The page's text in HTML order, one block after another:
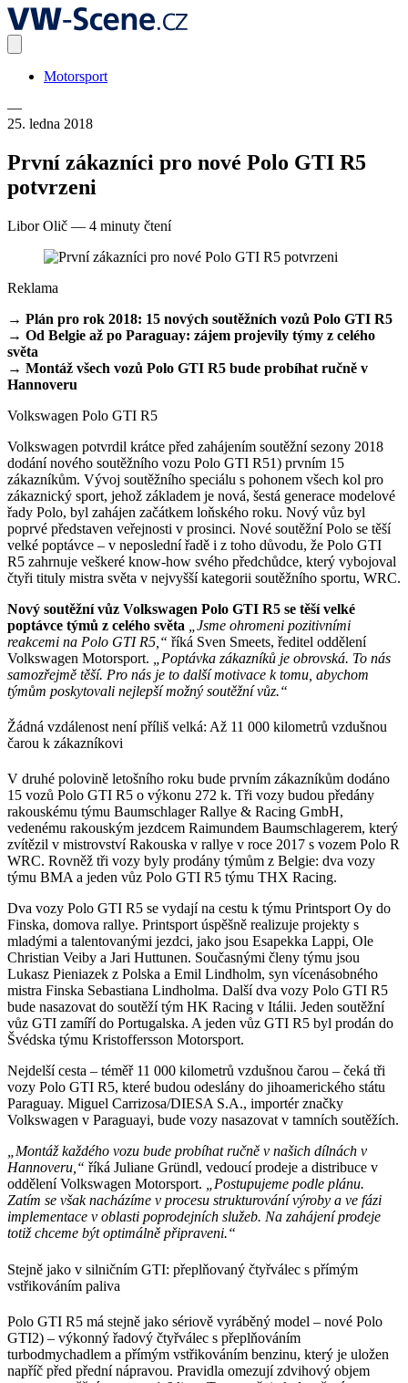
Motorsport
—
25. ledna 2018
První zákazníci pro nové Polo GTI R5
potvrzeni
Libor Olič — 4 minuty čtení
Reklama
→ Plán pro rok 2018: 15 nových soutěžních vozů Polo GTI R5
→ Od Belgie až po Paraguay: zájem projevily týmy z celého
světa
→ Montáž všech vozů Polo GTI R5 bude probíhat ručně v
Hannoveru
Volkswagen Polo GTI R5
Volkswagen potvrdil krátce před zahájením soutěžní sezony 2018
dodání nového soutěžního vozu Polo GTI R51) prvním 15
zákazníkům. Vývoj soutěžního speciálu s pohonem všech kol pro
zákaznický sport, jehož základem je nová, šestá generace modelové
řady Polo, byl zahájen začátkem loňského roku. Nový vůz byl
poprvé představen veřejnosti v prosinci. Nové soutěžní Polo se těší
velké poptávce – v neposlední řadě i z toho důvodu, že Polo GTI
R5 zahrnuje veškeré know-how svého předchůdce, který vybojoval
čtyři tituly mistra světa v nejvyšší kategorii soutěžního sportu, WRC.
Nový soutěžní vůz Volkswagen Polo GTI R5 se těší velké
poptávce týmů z celého světa
„Jsme ohromeni pozitivními
reakcemi na Polo GTI R5,“ říká Sven Smeets, ředitel oddělení
Volkswagen Motorsport. „Poptávka zákazníků je obrovská. To nás
samozřejmě těší. Pro nás je to další motivace k tomu, abychom
týmům poskytovali nejlepší možný soutěžní vůz.“
Žádná vzdálenost není příliš velká: Až 11 000 kilometrů vzdušnou
čarou k zákazníkovi
V druhé polovině letošního roku bude prvním zákazníkům dodáno
15 vozů Polo GTI R5 o výkonu 272 k. Tři vozy budou předány
rakouskému týmu Baumschlager Rallye & Racing GmbH,
vedenému rakouským jezdcem Raimundem Baumschlagerem, který
zvítězil v mistrovství Rakouska v rallye v roce 2017 s vozem Polo R
WRC. Rovněž tři vozy byly prodány týmům z Belgie: dva vozy
týmu BMA a jeden vůz Polo GTI R5 týmu THX Racing.
Dva vozy Polo GTI R5 se vydají na cestu k týmu Printsport Oy do
Finska, domova rallye. Printsport úspěšně realizuje projekty s
mladými a talentovanými jezdci, jako jsou Esapekka Lappi, Ole
Christian Veiby a Jari Huttunen. Současnými členy týmu jsou
Lukasz Pieniazek z Polska a Emil Lindholm, syn vícenásobného
mistra Finska Sebastiana Lindholma. Další dva vozy Polo GTI R5
bude nasazovat do soutěží tým HK Racing v Itálii. Jeden soutěžní
vůz GTI zamíří do Portugalska. A jeden vůz GTI R5 byl prodán do
Švédska týmu Kristoffersson Motorsport.
Nejdelší cesta – téměř 11 000 kilometrů vzdušnou čarou – čeká tři
vozy Polo GTI R5, které budou odeslány do jihoamerického státu
Paraguay. Miguel Carrizosa/DIESA S.A., importér značky
Volkswagen v Paraguayi, bude vozy nasazovat v tamních soutěžích.
„Montáž každého vozu bude probíhat ručně v našich dílnách v
Hannoveru,“ říká Juliane Gründl, vedoucí prodeje a distribuce v
oddělení Volkswagen Motorsport.
„Postupujeme podle plánu.
Zatím se však nacházíme v procesu strukturování výroby a ve fázi
implementace v oblasti poprodejních služeb. Na zahájení prodeje
totiž chceme být optimálně připraveni.“
Stejně jako v silničním GTI: přeplňovaný čtyřválec s přímým
vstřikováním paliva
Polo GTI R5 má stejně jako sériově vyráběný model – nové Polo
GTI2) – výkonný řadový čtyřválec s přeplňováním
turbodmychadlem a přímým vstřikováním benzinu, který je uložen
napříč před přední nápravou. Pravidla omezují zdvihový objem